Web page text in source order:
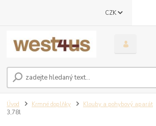
CZK
Úvod Krmné doplňky Klouby a pohybový aparát
3,78l